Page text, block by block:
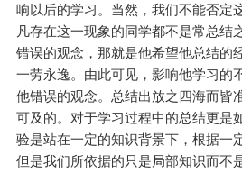
响以后的学习。当然，我们不能否定
凡存在这一现象的同学都不是常总结
错误的观念，那就是他希望他总结的
一劳永逸。由此可见，影响他学习的
他错误的观念。总结出放之四海而皆
可及的。对于学习过程中的总结更是
验是站在一定的知识背景下，根据一
但是我们所依据的只是局部知识而不